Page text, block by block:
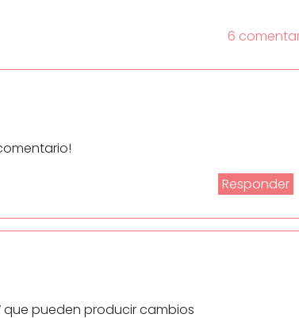
6
Responder
que pueden producir cambios
bienestar más buscados